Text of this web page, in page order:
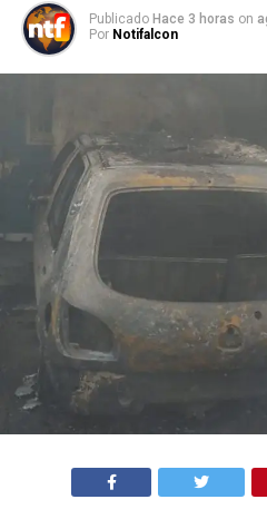
Publicado Hace 3 horas on
Por Notifalcon